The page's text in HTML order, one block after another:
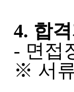
4. 합
- 면접
※ 서